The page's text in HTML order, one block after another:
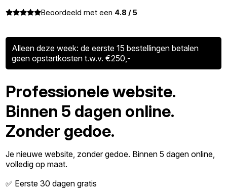
Beoordeeld met een 4.8 / 5
Alleen deze week: de eerste 15 bestellingen betalen
geen opstartkosten t.w.v. €250,-
Professionele website.
Binnen 5 dagen online.
Zonder gedoe.
Je nieuwe website, zonder gedoe. Binnen 5 dagen online,
volledig op maat.
✅ Eerste 30 dagen gratis